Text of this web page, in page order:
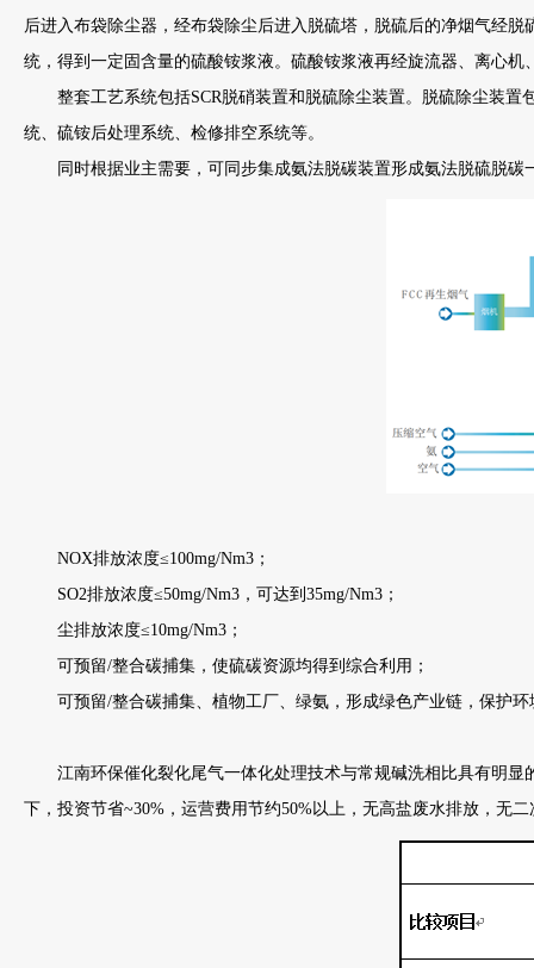
后进入布袋除尘器，经布袋除尘后进入脱硫塔，脱硫后的净烟气经
统，得到一定固含量的硫酸铵浆液。硫酸铵浆液再经旋流器、离心
整套工艺系统包括SCR脱硝装置和脱硫除尘装置。脱硫除尘装置
统、硫铵后处理系统、检修排空系统等。
同时根据业主需要，可同步集成氨法脱碳装置形成氨法脱硫脱碳
NOX排放浓度≤100mg/Nm3；
SO2排放浓度≤50mg/Nm3，可达到35mg/Nm3；
尘排放浓度≤10mg/Nm3；
可预留/整合碳捕集，使硫碳资源均得到综合利用；
可预留/整合碳捕集、植物工厂、绿氨，形成绿色产业链，保护环
江南环保催化裂化尾气一体化处理技术与常规碱洗相比具有明显的
下，投资节省~30%，运营费用节约50%以上，无高盐废水排放，无